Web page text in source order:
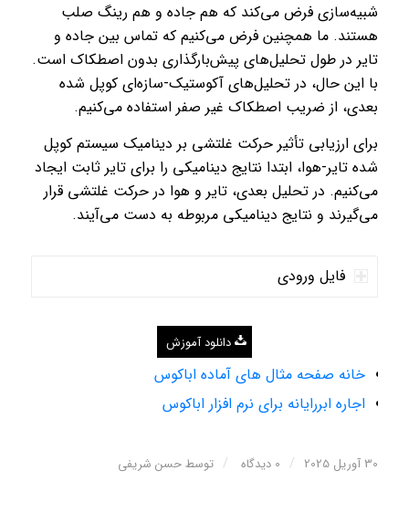
شبیه‌سازی فرض می‌کند که هم جاده و هم رینگ صلب
هستند. ما همچنین فرض می‌کنیم که تماس بین جاده و
تایر در طول تحلیل‌های پیش‌بارگذاری بدون اصطکاک است.
با این حال، در تحلیل‌های آکوستیک-سازه‌ای کوپل شده
بعدی، از ضریب اصطکاک غیر صفر استفاده می‌کنیم.
برای ارزیابی تأثیر حرکت غلتشی بر دینامیک سیستم کوپل
شده تایر-هوا، ابتدا نتایج دینامیکی را برای تایر ثابت ایجاد
می‌کنیم. در تحلیل بعدی، تایر و هوا در حرکت غلتشی قرار
می‌گیرند و نتایج دینامیکی مربوطه به دست می‌آیند.
فایل ورودی
دانلود آموزش
خانه صفحه مثال های آماده اباکوس
اجاره ابررایانه برای نرم افزار اباکوس
30 آوریل 2025 / 0 دیدگاه / توسطحسن شریفی